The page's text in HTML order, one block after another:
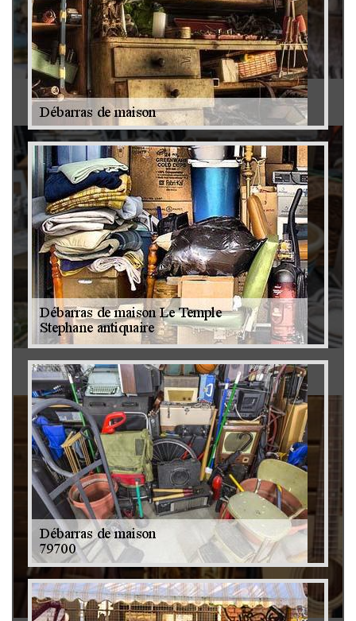
Antiquaire 79
Brocanteur 79